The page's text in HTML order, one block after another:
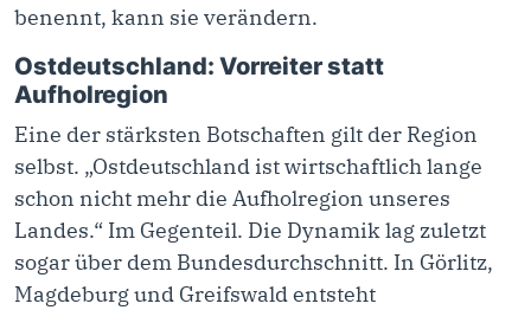
benennt, kann sie verändern.
Ostdeutschland: Vorreiter statt
Aufholregion
Eine der stärksten Botschaften gilt der Region
selbst. „Ostdeutschland ist wirtschaftlich lange
schon nicht mehr die Aufholregion unseres
Landes.“ Im Gegenteil. Die Dynamik lag zuletzt
sogar über dem Bundesdurchschnitt. In Görlitz,
Magdeburg und Greifswald entsteht